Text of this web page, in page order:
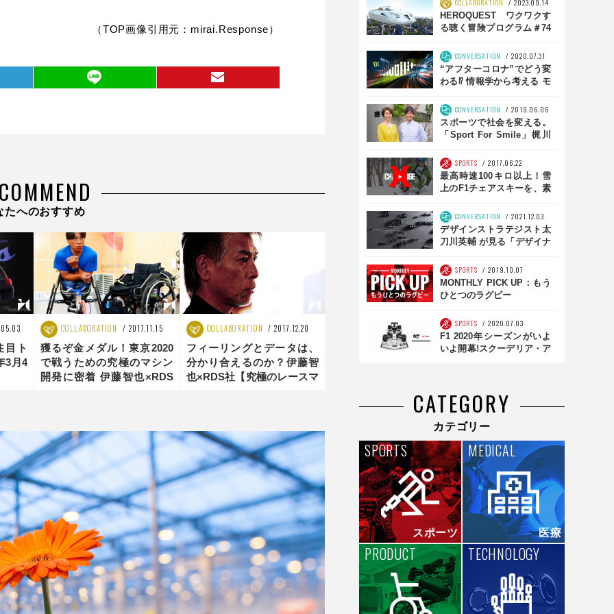
（TOP画像引用元：mirai.Response）
たへのおすすめ
目ト
3月4
COLLABORATION 2017.11.15
獲るぞ金メダル！東京2020
で戦うための究極のマシン
開発に密着 伊藤智也×RDS
COLLABORATION 2017.12.20
フィーリングとデータは、
分かり合えるのか？伊藤智
也×RDS社【究極のレースマ
COLLABORATION
2023.09.14
HEROQUEST ワクワクす
る聴く冒険プログラム＃74
CONVERSATION
2020.07.31
“アフターコロナ”でどう変
わる⁉ 情報学から考える モ
ら CONVERSATION
2019.06.06
スポーツで社会を変える。
「Sport For Smile」梶川
SPORTS
2017.06.22
最高時速100キロ以上！雪
上のF1チェアスキーを、素
Challange】
CONVERSATION
2021.12.03
デザインストラテジスト太
刀川英輔 が見る「デザイナ
SPORTS
2019.10.07
MONTHLY PICK UP：もう
ひとつのラグビー
SPORTS
2020.07.03
F1 2020年シーズンがいよ
いよ開幕!スクーデリア・ア
CATEGORY
カテゴリー
スポーツ
SPORTS
医療
MEDICAL
PRODUCT TECHNOLOGY